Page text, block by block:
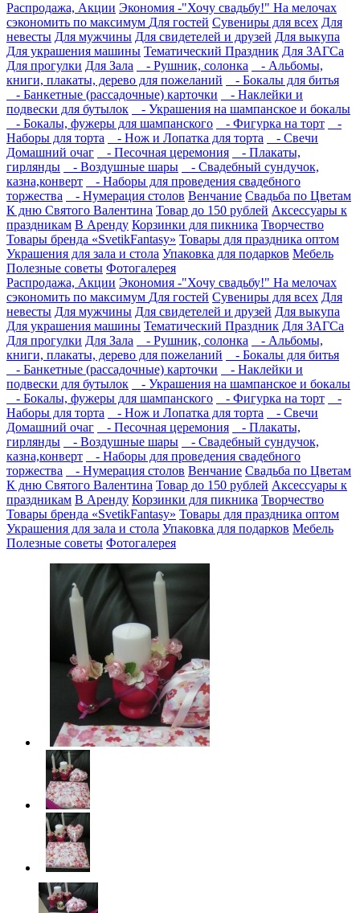
Распродажа, Акции Экономия -"Хочу свадьбу!" На мелочах
сэкономить по максимум Для гостей Сувениры для всех Для
невесты Для мужчины Для свидетелей и друзей Для выкупа
Для украшения машины Тематический Праздник Для ЗАГСа
Для прогулки Для Зала - Рушник, солонка
- Альбомы,
книги, плакаты, дерево для пожеланий
- Бокалы для битья
- Банкетные (рассадочные) карточки
- Наклейки и
подвески для бутылок
- Украшения на шампанское и бокалы
- Бокалы, фужеры для шампанского
- Фигурка на торт
-
Наборы для торта
- Нож и Лопатка для торта
- Свечи
Домашний очаг
- Песочная церемония
- Плакаты,
гирлянды
- Воздушные шары
- Свадебный сундучок,
казна,конверт
- Наборы для проведения свадебного
торжества
- Нумерация столов Венчание Свадьба по Цветам
К дню Святого Валентина Товар до 150 рублей Аксессуары к
праздникам В Аренду Корзинки для пикника Творчество
Товары бренда «SvetikFantasy» Товары для праздника оптом
Украшения для зала и стола Упаковка для подарков Мебель
Полезные советы Фотогалерея
Распродажа, Акции Экономия -"Хочу свадьбу!" На мелочах
сэкономить по максимум Для гостей Сувениры для всех Для
невесты Для мужчины Для свидетелей и друзей Для выкупа
Для украшения машины Тематический Праздник Для ЗАГСа
Для прогулки Для Зала - Рушник, солонка
- Альбомы,
книги, плакаты, дерево для пожеланий
- Бокалы для битья
- Банкетные (рассадочные) карточки
- Наклейки и
подвески для бутылок
- Украшения на шампанское и бокалы
- Бокалы, фужеры для шампанского
- Фигурка на торт
-
Наборы для торта
- Нож и Лопатка для торта
- Свечи
Домашний очаг
- Песочная церемония
- Плакаты,
гирлянды
- Воздушные шары
- Свадебный сундучок,
казна,конверт
- Наборы для проведения свадебного
торжества
- Нумерация столов Венчание Свадьба по Цветам
К дню Святого Валентина Товар до 150 рублей Аксессуары к
праздникам В Аренду Корзинки для пикника Творчество
Товары бренда «SvetikFantasy» Товары для праздника оптом
Украшения для зала и стола Упаковка для подарков Мебель
Полезные советы Фотогалерея